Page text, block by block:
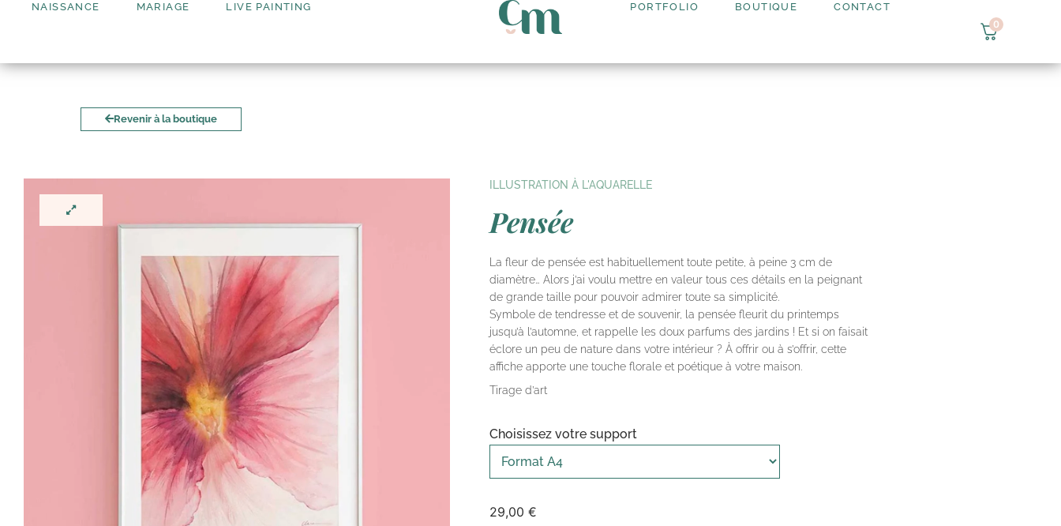
NAISSANCE MARIAGE LIVE PAINTING PORTFOLIO BOUTIQUE
CONTACT
0
Revenir à la boutique
ILLUSTRATION À L'AQUARELLE
Pensée
La fleur de pensée est habituellement toute petite, à peine 3 cm de
diamètre… Alors j’ai voulu mettre en valeur tous ces détails en la peignant
de grande taille pour pouvoir admirer toute sa simplicité.
Symbole de tendresse et de souvenir, la pensée fleurit du printemps
jusqu’à l’automne, et rappelle les doux parfums des jardins ! Et si on faisait
éclore un peu de nature dans votre intérieur ? À offrir ou à s’offrir, cette
affiche apporte une touche florale et poétique à votre maison.
Tirage d’art
Choisissez votre support
29,00 €